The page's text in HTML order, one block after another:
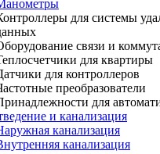
для системы
связи и
для квартиры
для контроллеров
преобразователи
для
и канализация
канализация
канализация